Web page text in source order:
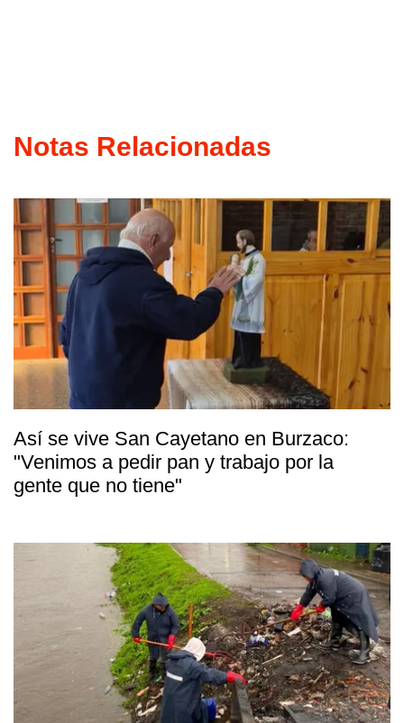
Notas Relacionadas
Así se vive San Cayetano en Burzaco:
"Venimos a pedir pan y trabajo por la
gente que no tiene"